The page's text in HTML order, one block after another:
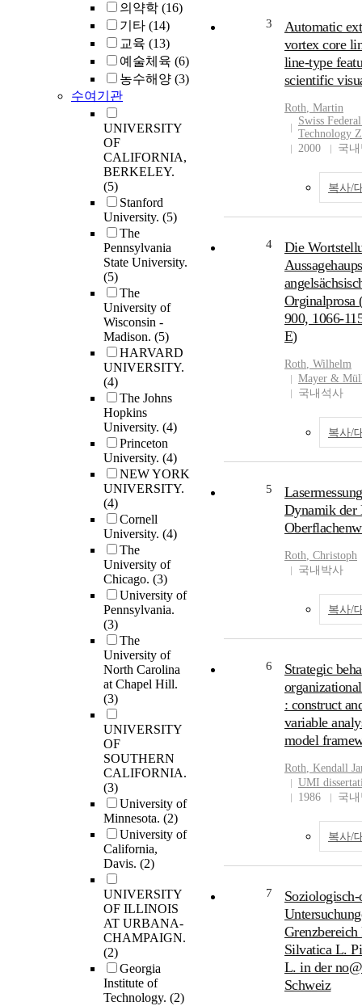
의약학 (16)
기타 (14)
교육 (13)
예술체육 (6)
농수해양 (3)
수여기관
UNIVERSITY
OF
CALIFORNIA,
BERKELEY.
(5)
Stanford
University. (5)
The
Pennsylvania
State University.
(5)
The
University of
Wisconsin -
Madison. (5)
HARVARD
UNIVERSITY.
(4)
The Johns
Hopkins
University. (4)
Princeton
University. (4)
NEW YORK
UNIVERSITY.
(4)
Cornell
University. (4)
The
University of
Chicago. (3)
University of
Pennsylvania.
(3)
The
University of
North Carolina
at Chapel Hill.
(3)
UNIVERSITY
OF
SOUTHERN
CALIFORNIA.
(3)
University of
Minnesota. (2)
University of
California,
Davis. (2)
UNIVERSITY
OF ILLINOIS
AT URBANA-
CHAMPAIGN.
(2)
Georgia
Institute of
Technology. (2)
3
Automatic
vortex core
line-type
scientific
Roth, Martin
Swiss
Technology
2000
국
복사/
4
Die
Orginalprosa
900, 1066-
E)
Roth, Wilhelm
Mayer &
국내석사
복사/
5
Dynamik der
Roth, Christoph
국내박사
복사/
6
Strategic
: construct
variable
model
Roth, Kendall
UMI
1986
국
복사/
7
Grenzbereich
Silvatica L.
L. in der
Schweiz